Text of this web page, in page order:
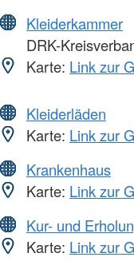
Kleiderkammer
DRK-
Karte: Link zur
Kleiderläden
Karte: Link zur
Krankenhaus
Karte: Link zur
Kur- und
Karte: Link zur